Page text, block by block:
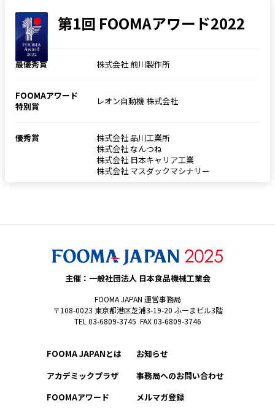
第1回 FOOMAアワード2022
最優秀賞 株式会社 前川製作所
FOOMAアワード
特別賞
レオン自動機 株式会社
優秀賞
株式会社 品川工業所
株式会社 なんつね
株式会社 日本キャリア工業
株式会社 マスダックマシナリー
主催：一般社団法人 日本食品機械工業会
FOOMA JAPAN 運営事務局
〒108-0023 東京都港区芝浦3-19-20 ふーまビル3階
TEL 03-6809-3745 FAX 03-6809-3746
FOOMA JAPANとは
アカデミックプラザ
FOOMAアワード
お知らせ
事務局へのお問い合わせ
メルマガ登録